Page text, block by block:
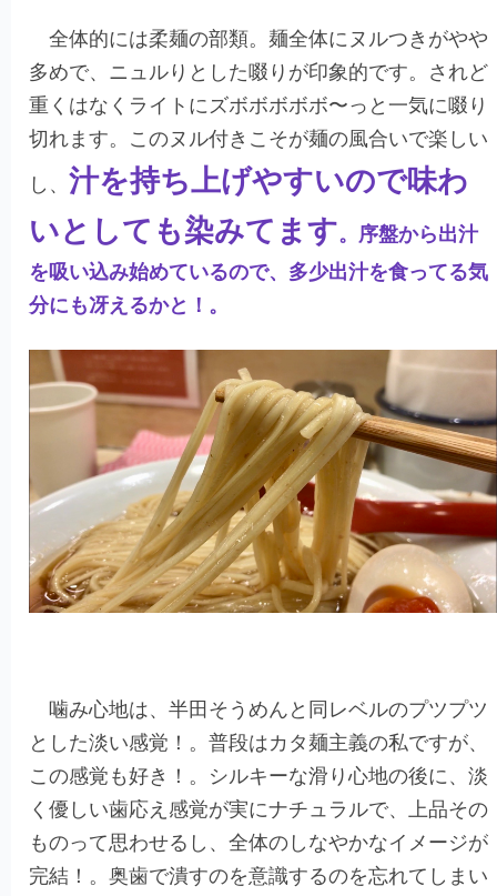
全体的には柔麺の部類。麺全体にヌルつきがやや
多めで、ニュルりとした啜りが印象的です。されど
重くはなくライトにズボボボボボ〜っと一気に啜り
切れます。このヌル付きこそが麺の風合いで楽しい
し、 汁を持ち上げやすいので味わ
いとしても染みてます。序盤から出汁
を吸い込み始めているので、多少出汁を食ってる気
分にも冴えるかと！。
噛み心地は、半田そうめんと同レベルのプツプツ
とした淡い感覚！。普段はカタ麺主義の私ですが、
この感覚も好き！。シルキーな滑り心地の後に、淡
く優しい歯応え感覚が実にナチュラルで、上品その
ものって思わせるし、全体のしなやかなイメージが
完結！。奥歯で潰すのを意識するのを忘れてしまい